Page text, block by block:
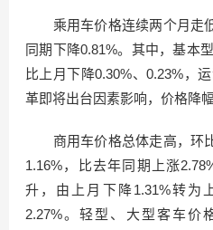
乘用车价格连续两个月走
同期下降0.81%。其中，基本
比上月下降0.30%、0.23%，
革即将出台因素影响，价格降
商用车价格总体走高，环
1.16%，比去年同期上涨
升，由上月下降1.31%转为
2.27%。轻型、大型客车价